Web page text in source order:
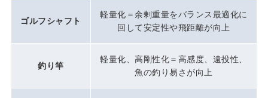
ゴルフシャフト
軽量化＝余剰重量をバランス最適化に
回して安定性や飛距離が向上
釣り竿
軽量化、高剛性化＝高感度、遠投性、
魚の釣り易さが向上